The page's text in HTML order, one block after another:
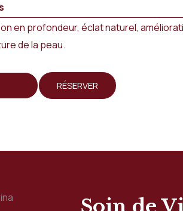
en profondeur, éclat naturel,
de la peau.
RÉSERVER
Soin de